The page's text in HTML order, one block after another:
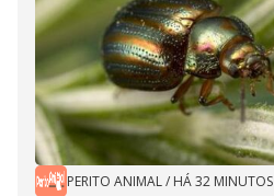
PERITO ANIMAL/ HÁ 32 MINUTOS